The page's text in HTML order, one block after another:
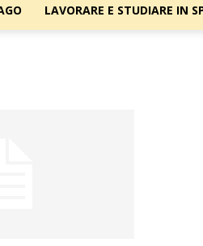
LAVORARE E STUDIARE IN